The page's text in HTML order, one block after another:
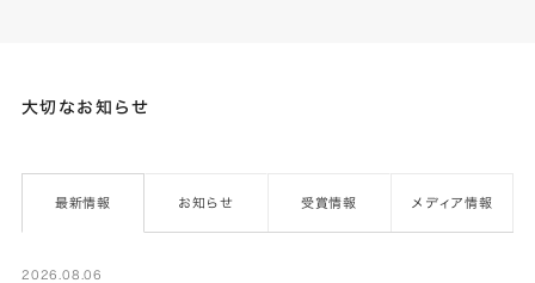
大切なお知らせ
最新情報 お知らせ 受賞情報 メディア情報
2026.08.06